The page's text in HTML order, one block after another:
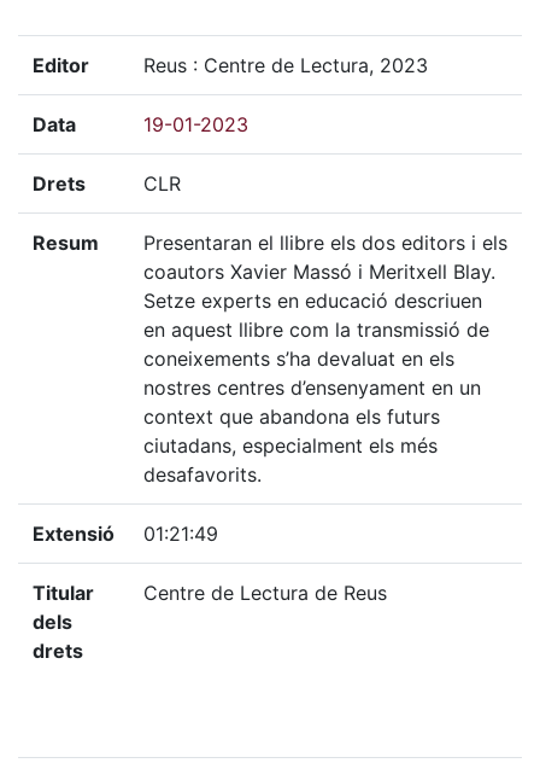
Editor Reus : Centre de Lectura, 2023
Data 19-01-2023
Drets CLR
Resum
Presentaran el llibre els dos editors i els
coautors Xavier Massó i Meritxell Blay.
Setze experts en educació descriuen
en aquest llibre com la transmissió de
coneixements s’ha devaluat en els
nostres centres d’ensenyament en un
context que abandona els futurs
ciutadans, especialment els més
desafavorits.
Extensió 01:21:49
Titular
dels
drets
Centre de Lectura de Reus